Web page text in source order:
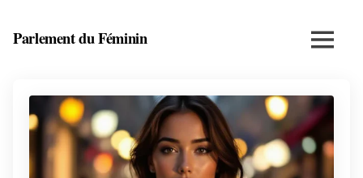
Parlement du Féminin
bien-
être
entrepreneuriat
Menu